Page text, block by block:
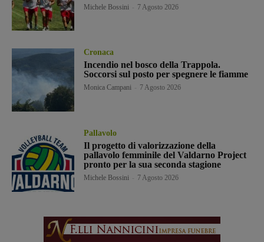
Michele Bossini 7 Agosto 2026
Cronaca
Incendio nel bosco della Trappola.
Soccorsi sul posto per spegnere le fiamme
Monica Campani 7 Agosto 2026
Pallavolo
Il progetto di valorizzazione della
pallavolo femminile del Valdarno Project
pronto per la sua seconda stagione
Michele Bossini 7 Agosto 2026